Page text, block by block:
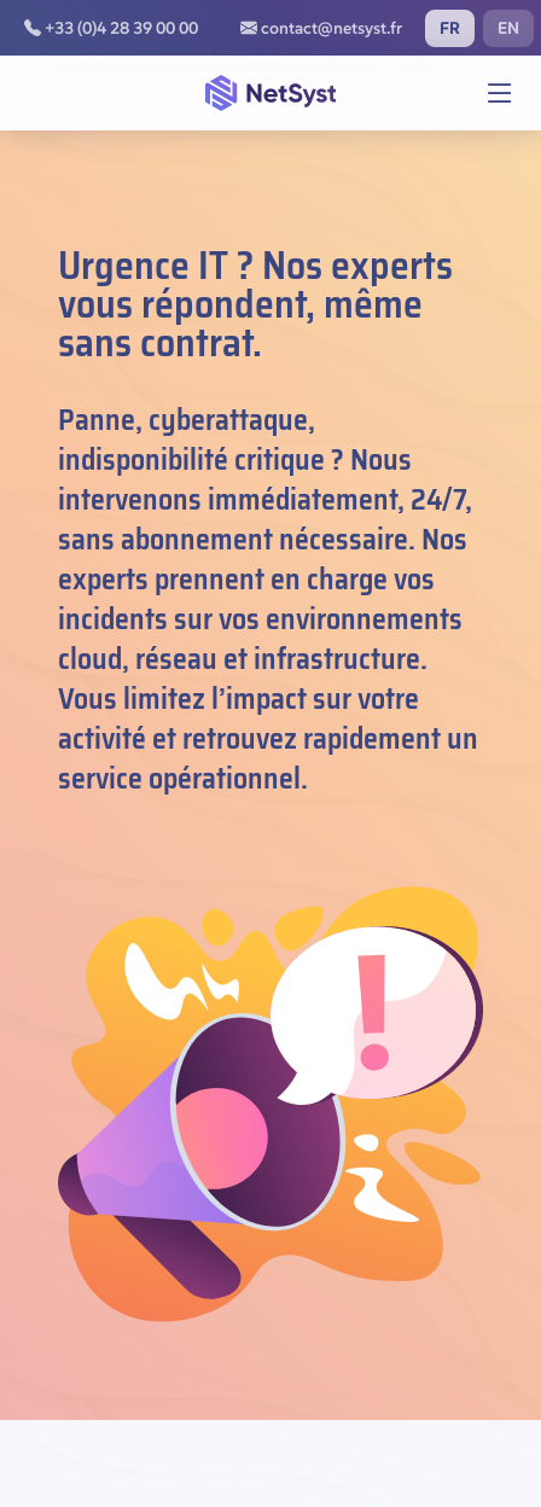
+33 (0)4 28 39 00 00 contact@netsyst.fr FR EN
Urgence IT ? Nos experts
vous répondent, même
sans contrat.
Panne, cyberattaque,
indisponibilité critique ? Nous
intervenons immédiatement, 24/7,
sans abonnement nécessaire. Nos
experts prennent en charge vos
incidents sur vos environnements
cloud, réseau et infrastructure.
Vous limitez l’impact sur votre
activité et retrouvez rapidement un
service opérationnel.